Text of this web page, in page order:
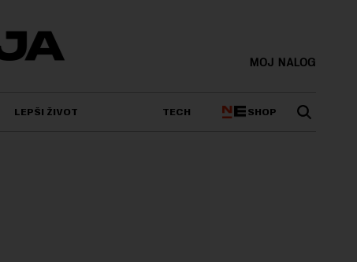
MOJ NALOG
LEPŠI ŽIVOT TECH SHOP